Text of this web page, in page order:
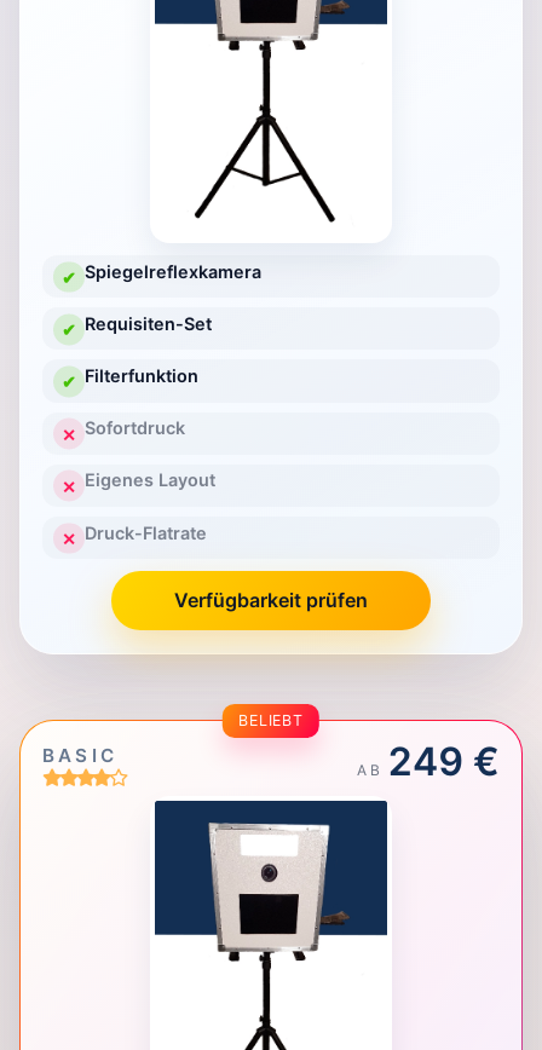
✔ Spiegelreflexkamera
✔ Requisiten-Set
✔ Filterfunktion
✕ Sofortdruck
✕ Eigenes Layout
✕ Druck-Flatrate
Verfügbarkeit prüfen
BELIEBT
BASIC
AB 249 €